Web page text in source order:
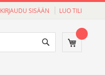
KIRJAUDU SISÄÄN LUO TILI
Ostoskori